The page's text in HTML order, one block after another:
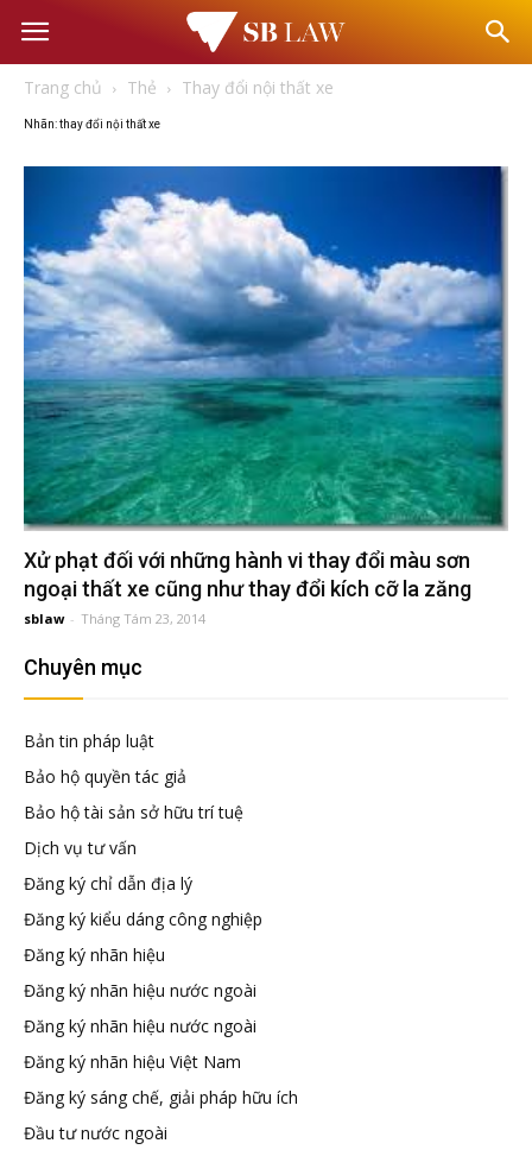
Văn
đầu
Đại
diện
hữu
tuệ
Trang chủ Thẻ Thay đổi nội thất xe
Nhãn: thay đổi nội thất xe
Xử phạt đối với những hành vi thay đổi màu sơn
ngoại thất xe cũng như thay đổi kích cỡ la zăng
sblaw - Tháng Tám 23, 2014
Chuyên mục
Bản tin pháp luật
Bảo hộ quyền tác giả
Bảo hộ tài sản sở hữu trí tuệ
Dịch vụ tư vấn
Đăng ký chỉ dẫn địa lý
Đăng ký kiểu dáng công nghiệp
Đăng ký nhãn hiệu
Đăng ký nhãn hiệu nước ngoài
Đăng ký nhãn hiệu nước ngoài
Đăng ký nhãn hiệu Việt Nam
Đăng ký sáng chế, giải pháp hữu ích
Đầu tư nước ngoài